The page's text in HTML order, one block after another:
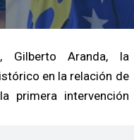
Gilberto Aranda, la
en la relación de
primera intervención